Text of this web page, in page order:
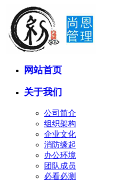
网站首页
关于我们
公司简介
组织架构
企业文化
消防缘起
办公环境
团队成员
必看必测